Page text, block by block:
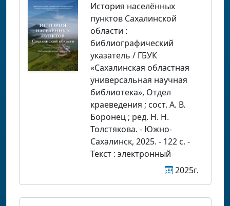
История населённых
пунктов Сахалинской
области :
библиографический
указатель / ГБУК
«Сахалинская областная
универсальная научная
библиотека», Отдел
краеведения ; сост. А. В.
Боронец ; ред. Н. Н.
Толстякова. - Южно-
Сахалинск, 2025. - 122 с. -
Текст : электронный
2025г.